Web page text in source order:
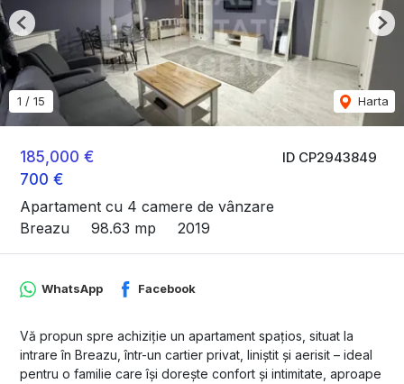
ID CP2943849
185,000 €
700 €
Apartament cu 4 camere de vânzare
Breazu
98.63 mp 2019
1 / 15 Harta
Previous
WhatsApp Facebook
Vă propun spre achiziție un apartament spațios, situat la
intrare în Breazu, într-un cartier privat, liniștit și aerisit – ideal
pentru o familie care își dorește confort și intimitate, aproape